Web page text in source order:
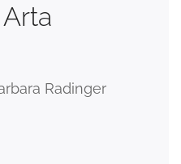
Radinger